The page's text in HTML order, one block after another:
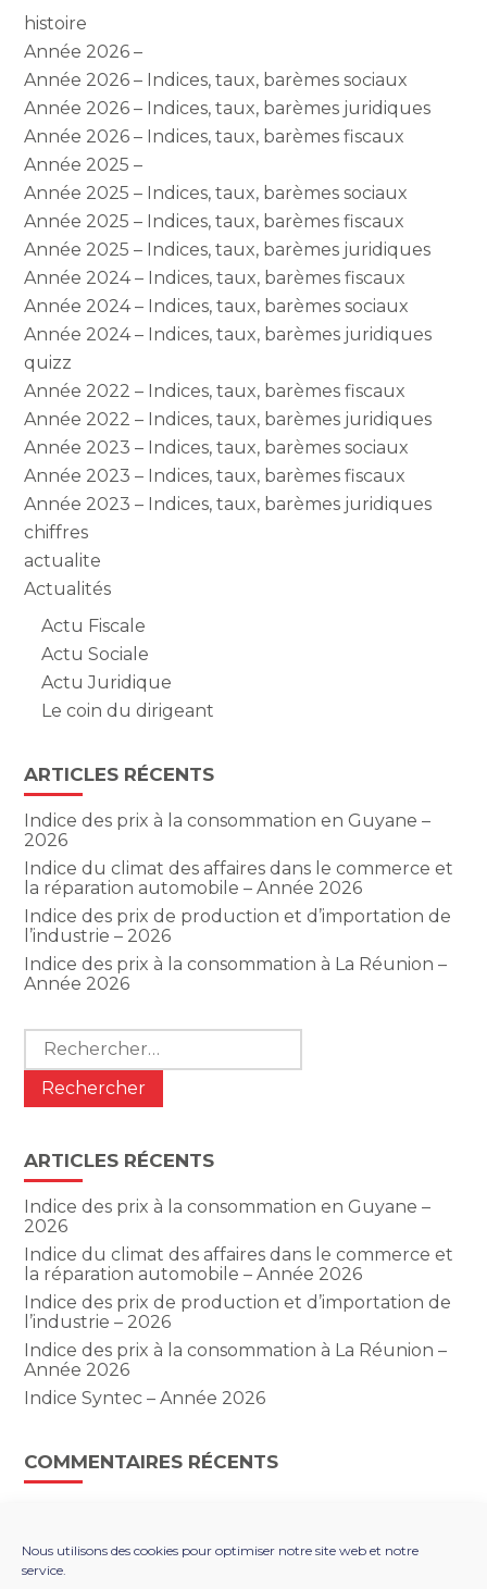
Nous utilisons des cookies pour optimiser notre site web et notre
service.
histoire
Année 2026 –
Année 2026 – Indices, taux, barèmes sociaux
Année 2026 – Indices, taux, barèmes juridiques
Année 2026 – Indices, taux, barèmes fiscaux
Année 2025 –
Année 2025 – Indices, taux, barèmes sociaux
Année 2025 – Indices, taux, barèmes fiscaux
Année 2025 – Indices, taux, barèmes juridiques
Année 2024 – Indices, taux, barèmes fiscaux
Année 2024 – Indices, taux, barèmes sociaux
Année 2024 – Indices, taux, barèmes juridiques
quizz
Année 2022 – Indices, taux, barèmes fiscaux
Année 2022 – Indices, taux, barèmes juridiques
Année 2023 – Indices, taux, barèmes sociaux
Année 2023 – Indices, taux, barèmes fiscaux
Année 2023 – Indices, taux, barèmes juridiques
chiffres
actualite
Actualités
Actu Fiscale
Actu Sociale
Actu Juridique
Le coin du dirigeant
ARTICLES RÉCENTS
Indice des prix à la consommation en Guyane –
2026
Indice du climat des affaires dans le commerce et
la réparation automobile – Année 2026
Indice des prix de production et d’importation de
l’industrie – 2026
Indice des prix à la consommation à La Réunion –
Année 2026
Rechercher :
ARTICLES RÉCENTS
Indice des prix à la consommation en Guyane –
2026
Indice du climat des affaires dans le commerce et
la réparation automobile – Année 2026
Indice des prix de production et d’importation de
l’industrie – 2026
Indice des prix à la consommation à La Réunion –
Année 2026
Indice Syntec – Année 2026
COMMENTAIRES RÉCENTS